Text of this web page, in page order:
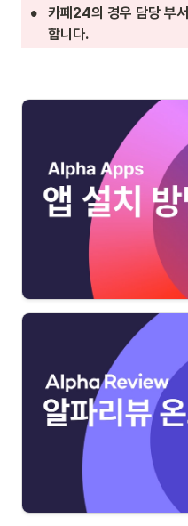
•
카페24의 경우 담당 부
합니다.